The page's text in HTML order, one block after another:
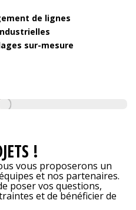
de lignes
sur-mesure
!
vous proposerons un
et nos partenaires.
poser vos questions,
et de bénéficier de